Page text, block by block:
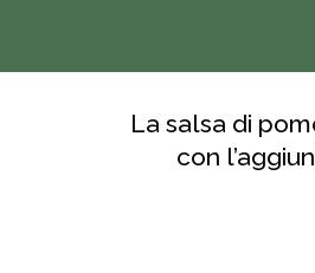
La salsa di
con